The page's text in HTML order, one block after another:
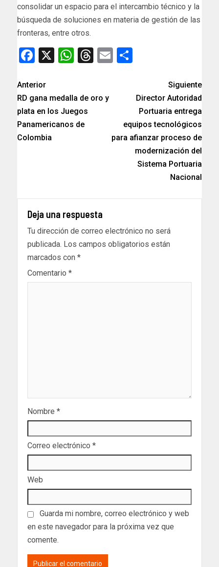
consolidar un espacio para el intercambio técnico y la
búsqueda de soluciones en materia de gestión de las
fronteras, entre otros.
Facebook
X WhatsApp
Threads
Email
Anterior
RD gana medalla de oro y
plata en los Juegos
Panamericanos de
Colombia
Siguiente
Director Autoridad
Portuaria entrega
equipos tecnológicos
para afianzar proceso de
modernización del
Sistema Portuaria
Nacional
Deja una respuesta
Tu dirección de correo electrónico no será
publicada. Los campos obligatorios están
marcados con *
Comentario *
Nombre *
Correo electrónico *
Web
Guarda mi nombre, correo electrónico y web
en este navegador para la próxima vez que
comente.